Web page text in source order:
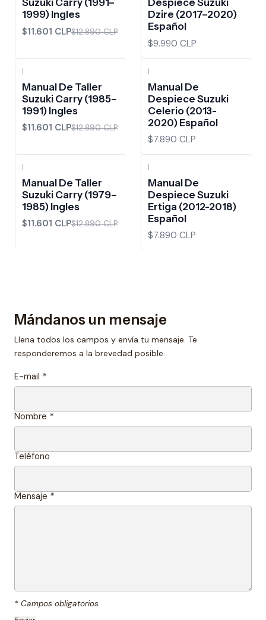
Suzuki Carry (1991–
1999) Ingles
$11.601 CLP$12.890 CLP
Despiece Suzuki
Dzire (2017–2020)
Español
$9.990 CLP
|
Manual De Taller
Suzuki Carry (1985–
1991) Ingles
$11.601 CLP$12.890 CLP
|
Manual De
Despiece Suzuki
Celerio (2013-
2020) Español
$7.890 CLP
|
Manual De Taller
Suzuki Carry (1979–
1985) Ingles
$11.601 CLP$12.890 CLP
|
Manual De
Despiece Suzuki
Ertiga (2012-2018)
Español
$7.890 CLP
Mándanos un mensaje
Llena todos los campos y envía tu mensaje. Te
responderemos a la brevedad posible.
E-mail *
Nombre *
Teléfono
Mensaje *
* Campos obligatorios